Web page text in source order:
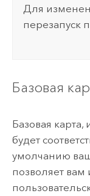
Для
перезапуск
Базовая
Базовая
будет
умолчанию
позволяет вам